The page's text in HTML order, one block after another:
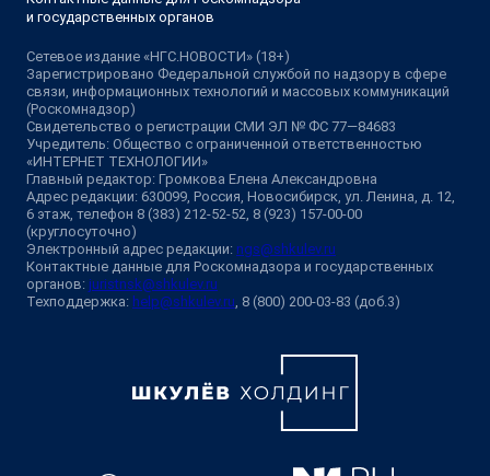
и государственных органов
Сетевое издание «НГС.НОВОСТИ» (18+)
Зарегистрировано Федеральной службой по надзору в сфере
связи, информационных технологий и массовых коммуникаций
(Роскомнадзор)
Свидетельство о регистрации СМИ ЭЛ № ФС 77—84683
Учредитель: Общество с ограниченной ответственностью
«ИНТЕРНЕТ ТЕХНОЛОГИИ»
Главный редактор: Громкова Елена Александровна
Адрес редакции: 630099, Россия, Новосибирск, ул. Ленина, д. 12,
6 этаж, телефон 8 (383) 212-52-52, 8 (923) 157-00-00
(круглосуточно)
Электронный адрес редакции: ngs@shkulev.ru
Контактные данные для Роскомнадзора и государственных
органов: juristnsk@shkulev.ru
Техподдержка: help@shkulev.ru, 8 (800) 200-03-83 (доб.3)